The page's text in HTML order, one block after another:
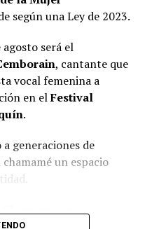
según una Ley de 2023.
agosto será el
, cantante que
vocal femenina a
en elFestival
.
generaciones de
un espacio